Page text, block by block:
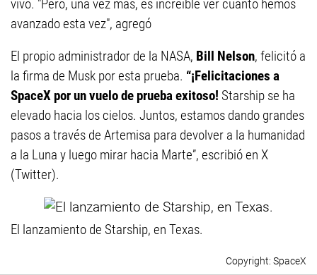
vivo. "Pero, una vez más, es increíble ver cuánto hemos
avanzado esta vez", agregó
El propio administrador de la NASA, Bill Nelson, felicitó a
la firma de Musk por esta prueba. “¡Felicitaciones a
SpaceX por un vuelo de prueba exitoso! Starship se ha
elevado hacia los cielos. Juntos, estamos dando grandes
pasos a través de Artemisa para devolver a la humanidad
a la Luna y luego mirar hacia Marte”, escribió en X
(Twitter).
El lanzamiento de Starship, en Texas.
SpaceX